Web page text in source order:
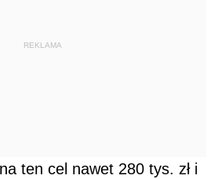
REKLAMA
ten cel nawet 280 tys. zł i